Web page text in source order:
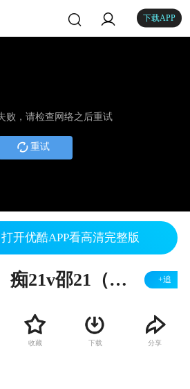
下载APP
败，请检查网络之后重试
重试
开优酷APP看高清完整版
24.10.9（友2）痴21v邵21（右胜） +追
收藏 下载 分享